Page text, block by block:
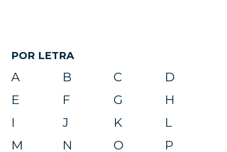
POR LETRA
A B C
D
E
F G
H
I
J K
L
M
N O
P